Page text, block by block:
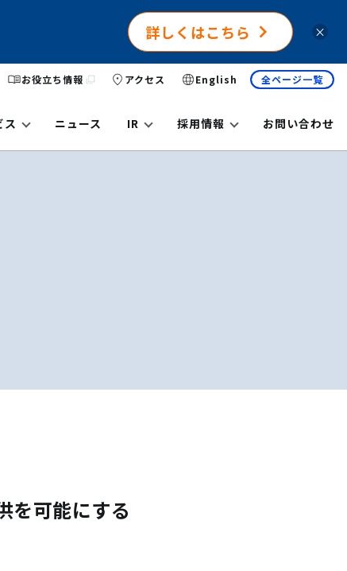
詳しくはこちら ×
お役立ち情報 アクセス English 全ページ一覧
ス ニュース IR 採用情報 お問い合わせ
を可能にする